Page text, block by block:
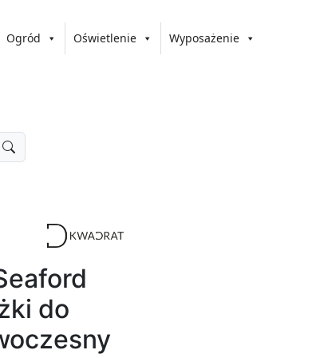
Ogród Oświetlenie Wyposażenie
do